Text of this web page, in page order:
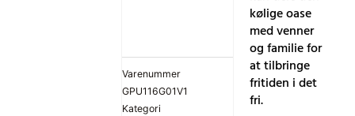
Varenummer
GPU116G01V1
Kategori
kølige oase
med venner
og familie for
at tilbringe
fritiden i det
fri.